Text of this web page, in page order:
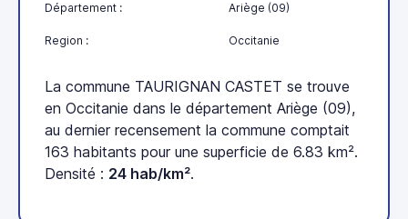
Département : Ariège (09)
Region : Occitanie
La commune TAURIGNAN CASTET se trouve
en Occitanie dans le département Ariège (09),
au dernier recensement la commune comptait
163 habitants pour une superficie de 6.83 km².
Densité : 24 hab/km².